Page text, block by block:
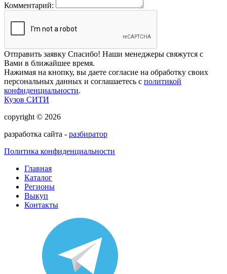
Комментарий:
Отправить заявку Спасибо! Наши менеджеры свяжутся с
Вами в ближайшее время.
Нажимая на кнопку, вы даете согласие на обработку своих
персональных данных и соглашаетесь с политикой
конфиденциальности.
Кузов СИТИ
copyright © 2026
разработка сайта - разбиратор
Политика конфиденциальности
Главная
Каталог
Регионы
Выкуп
Контакты